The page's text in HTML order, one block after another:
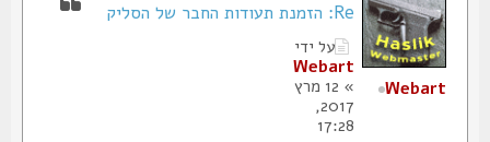
Re: הזמנת תעודות החבר של הסליק
על ידי
Webart
» 12 מרץ
2017,
17:28
Webart